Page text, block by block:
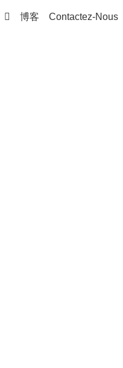
博客 Contactez-Nous